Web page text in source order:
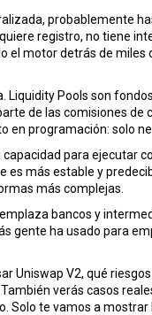
probablemente
registro, no tiene
el motor detrás de
Liquidity Pools son
de las comisiones
programación: solo
capacidad para ejecutar
más estable y
más complejas.
bancos y
ha usado para
Uniswap V2, qué
verás casos
te vamos a